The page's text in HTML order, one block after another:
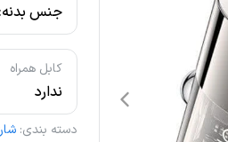
جنس بدنه:
ترکیبی از
آلیاژ فلزی
آلومینیوم)
کابل همراه
ندارد
دسته بندی: